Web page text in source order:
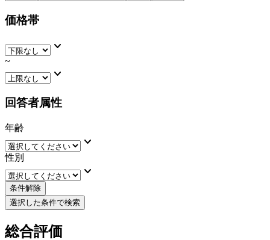
価格帯
keyboard_arrow_down
~
keyboard_arrow_down
回答者属性
年齢
keyboard_arrow_down
性別
keyboard_arrow_down
条件解除
選択した条件で検索
総合評価